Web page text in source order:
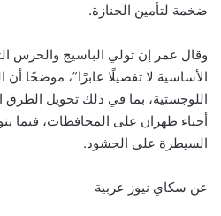
ضخمة لتأمين الجنازة.
وقال عمر إن تولي الباسيج والحرس
الأساسية لا تفصيلًا عابرًا”، موضحًا
اللوجستية، بما في ذلك تحويل الطرق
أحياء طهران على المحافظات، فيما
السيطرة على الحشود.
عن سكاي نيوز عربية